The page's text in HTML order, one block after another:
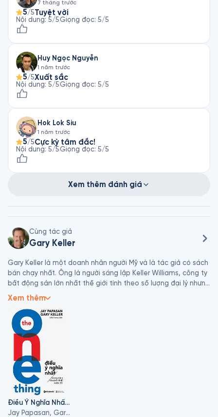
7 tháng trước
5/5Tuyệt vời
Nội dung: 5/5Giọng đọc: 5/5
Huy Ngọc Nguyễn
1 năm trước
5/5Xuất sắc
Nội dung: 5/5Giọng đọc: 5/5
Hok Lok Siu
1 năm trước
5/5Cực kỳ tâm đắc!
Nội dung: 5/5Giọng đọc: 5/5
Xem thêm đánh giá
Cùng tác giả
Gary Keller
Gary Keller là một doanh nhân người Mỹ và là tác giả có sách
bán chạy nhất. Ông là người sáng lập Keller Williams, công ty
bất động sản lớn nhất thế giới tính theo số lượng đại lý nhưng
đứng thứ hai về doanh số bán hàng đóng cửa và số đơn vị
Real Estate Agent, The Millionaire Real Estate Investor và The
One Thing. Ông là chủ tịch điều hành tại KWx, công ty mẹ
giám sát tất cả các tài sản của Keller Williams, và được coi là
một trong những người có ảnh hưởng nhất trong lĩnh vực bất
động sản.
Xem thêm
Điều Ý Nghĩa Nhất Trong Từng Khoảnh Khắc Cuộc Đời
Jay Papasan, Gary Keller